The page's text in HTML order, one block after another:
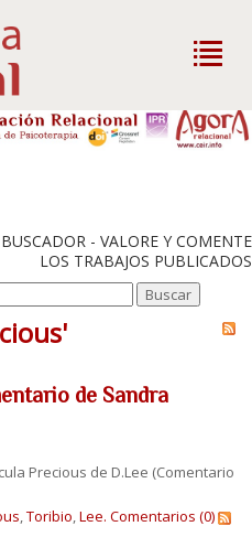
- VALORE Y COMENTE
LOS TRABAJOS PUBLICADOS
de Sandra
Precious de D.Lee (Comentario
,Toribio,Lee. Comentarios (0)